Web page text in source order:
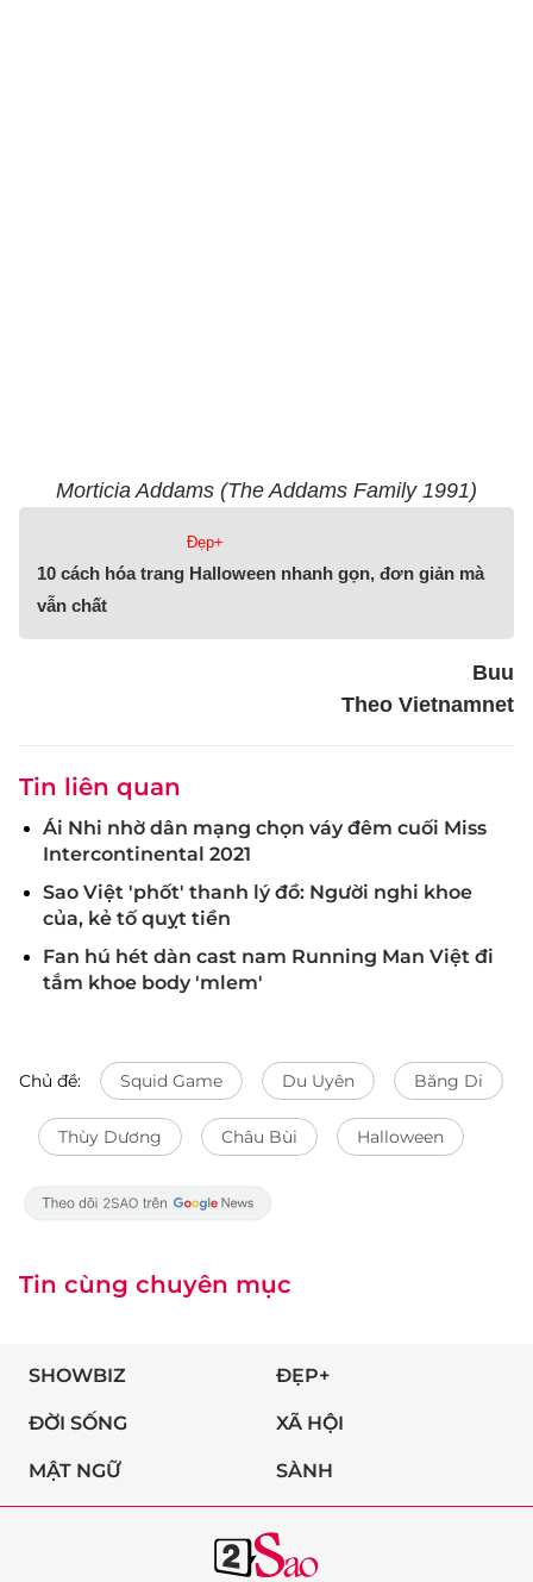
Morticia Addams (The Addams Family 1991)
Đẹp+
10 cách hóa trang Halloween nhanh gọn, đơn giản mà
vẫn chất
Buu
Theo Vietnamnet
Tin liên quan
Ái Nhi nhờ dân mạng chọn váy đêm cuối Miss
Intercontinental 2021
Sao Việt 'phốt' thanh lý đồ: Người nghi khoe
của, kẻ tố quỵt tiền
Fan hú hét dàn cast nam Running Man Việt đi
tắm khoe body 'mlem'
Chủ đề: Squid Game Du Uyên Băng Di
Thùy Dương Châu Bùi Halloween
Tin cùng chuyên mục
SHOWBIZ ĐẸP+
ĐỜI SỐNG XÃ HỘI
MẬT NGỮ SÀNH